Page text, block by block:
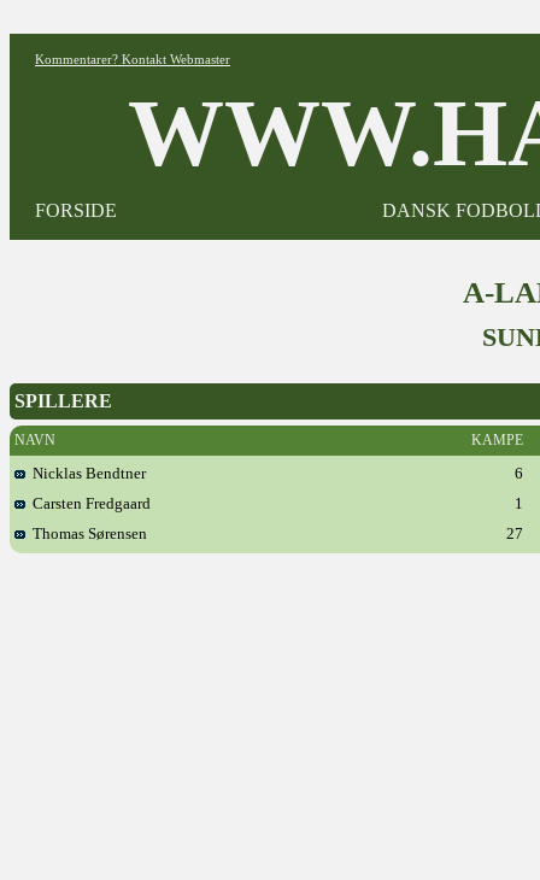
Kommentarer? Kontakt Webmaster
FORSIDE DANSK
A-
SPILLERE
NAVN KAMPE
Nicklas Bendtner
6
Carsten Fredgaard
1
Thomas Sørensen
27